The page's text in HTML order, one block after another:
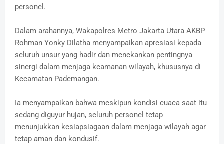
personel.
Dalam arahannya, Wakapolres Metro Jakarta Utara AKBP
Rohman Yonky Dilatha menyampaikan apresiasi kepada
seluruh unsur yang hadir dan menekankan pentingnya
sinergi dalam menjaga keamanan wilayah, khususnya di
Kecamatan Pademangan.
Ia menyampaikan bahwa meskipun kondisi cuaca saat itu
sedang diguyur hujan, seluruh personel tetap
menunjukkan kesiapsiagaan dalam menjaga wilayah agar
tetap aman dan kondusif.